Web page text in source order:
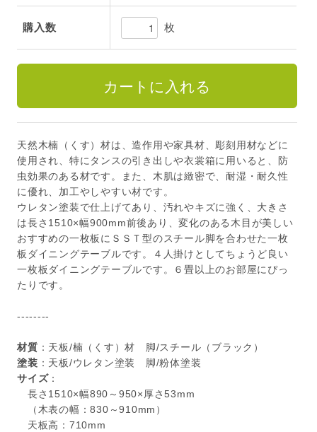
購入数 枚
天然木楠（くす）材は、造作用や家具材、彫刻用材などに
使用され、特にタンスの引き出しや衣裳箱に用いると、防
虫効果のある材です。また、木肌は緻密で、耐湿・耐久性
に優れ、加工やしやすい材です。
ウレタン塗装で仕上げてあり、汚れやキズに強く、大きさ
は長さ1510×幅900mm前後あり、変化のある木目が美しい
おすすめの一枚板にＳＳＴ型のスチール脚を合わせた一枚
板ダイニングテーブルです。４人掛けとしてちょうど良い
一枚板ダイニングテーブルです。６畳以上のお部屋にぴっ
たりです。
--------
材質 ：天板/楠（くす）材 脚/スチール（ブラック）
塗装 ：天板/ウレタン塗装 脚/粉体塗装
サイズ：
長さ1510×幅890～950×厚さ53mm
（木表の幅：830～910mm）
天板高：710mm